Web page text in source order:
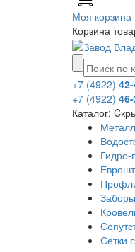
Моя корзина
Корзина
+7 (4922)
+7 (4922)
Каталог:
Гидро-
Сетки